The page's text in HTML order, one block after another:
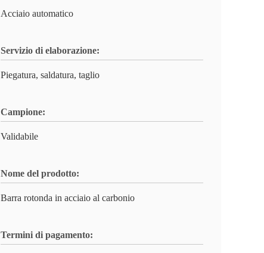
Acciaio automatico
Servizio di elaborazione:
Piegatura, saldatura, taglio
Campione:
Validabile
Nome del prodotto:
Barra rotonda in acciaio al carbonio
Termini di pagamento: